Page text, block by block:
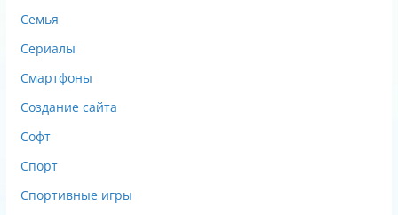
Семья
Сериалы
Смартфоны
Создание сайта
Софт
Спорт
Спортивные игры